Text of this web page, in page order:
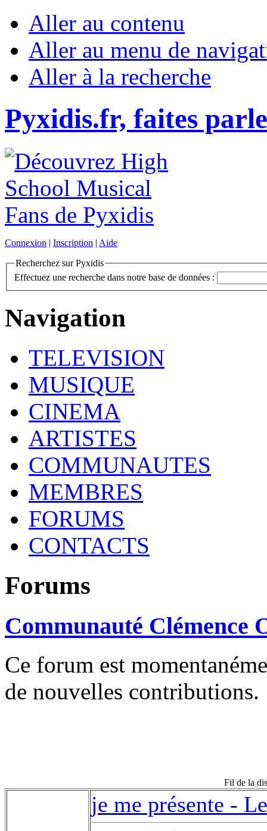
Aller au contenu
Aller au menu de
Aller à la recherche
Pyxidis.fr, faites
Connexion | Inscription | Aide
Recherchez sur Pyxidis
Effectuez une recherche dans notre base de données :
Navigation
TELEVISION
MUSIQUE
CINEMA
ARTISTES
COMMUNAUTES
MEMBRES
FORUMS
CONTACTS
Forums
Communauté Clémence
Ce forum est
de nouvelles contributions.
Fil de la
je me présente -